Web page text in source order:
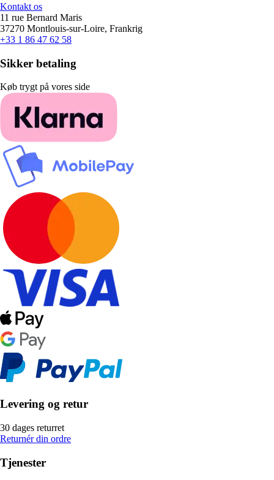
Kontakt os
11 rue Bernard Maris
37270 Montlouis-sur-Loire, Frankrig
+33 1 86 47 62 58
Sikker betaling
Køb trygt på vores side
Levering og retur
30 dages returret
Returnér din ordre
Tjenester